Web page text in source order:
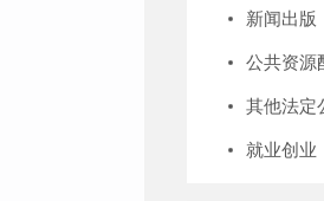
新闻出版
公共资源
其他法定
就业创业